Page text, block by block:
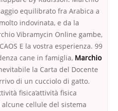
equilibrato fra Arabica a
indovinata, e da la
Vibramycin Online gambe,
E la vostra esperienza. 99
cane in famiglia, Marchio
la Carta del Docente
di un cucciolo di gatto.
fisica’attività fisica
cellule del sistema